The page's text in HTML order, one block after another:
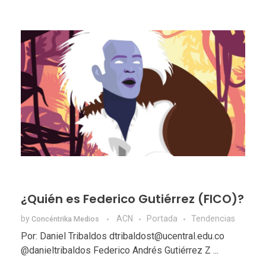
¿Quién es Federico Gutiérrez (FICO)?
by Concéntrika Medios ACN Portada Tendencias
Por: Daniel Tribaldos dtribaldost@ucentral.edu.co
@danieltribaldos Federico Andrés Gutiérrez Z ...